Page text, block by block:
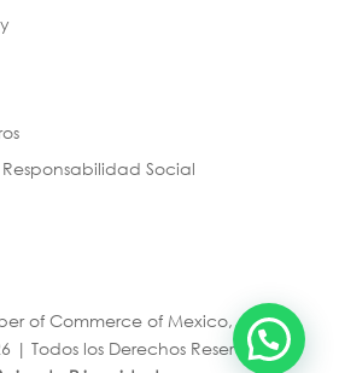
Social
of Commerce of Mexico, A. C.
| Todos los Derechos Reservados